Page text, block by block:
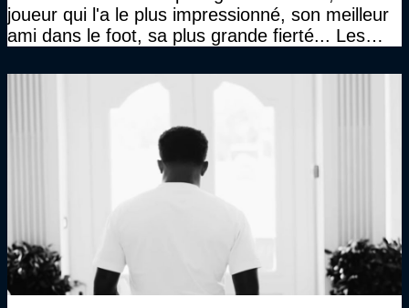
joueur qui l'a le plus impressionné, son meilleur
ami dans le foot, sa plus grande fierté... Les